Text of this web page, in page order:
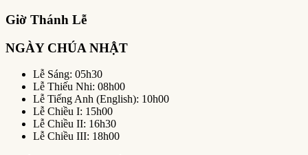
Giờ Thánh Lễ
NGÀY CHÚA NHẬT
Lễ Sáng: 05h30
Lễ Thiếu Nhi: 08h00
Lễ Tiếng Anh (English): 10h00
Lễ Chiều I: 15h00
Lễ Chiều II: 16h30
Lễ Chiều III: 18h00